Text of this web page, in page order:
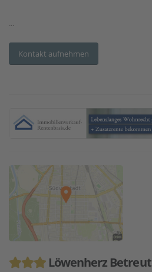
...
Kontakt aufnehmen
Löwenherz